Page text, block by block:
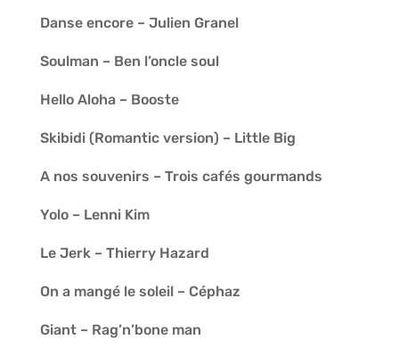
Danse encore – Julien Granel
Soulman – Ben l’oncle soul
Hello Aloha – Booste
Skibidi (Romantic version) – Little Big
A nos souvenirs – Trois cafés gourmands
Yolo – Lenni Kim
Le Jerk – Thierry Hazard
On a mangé le soleil – Céphaz
Giant – Rag’n’bone man